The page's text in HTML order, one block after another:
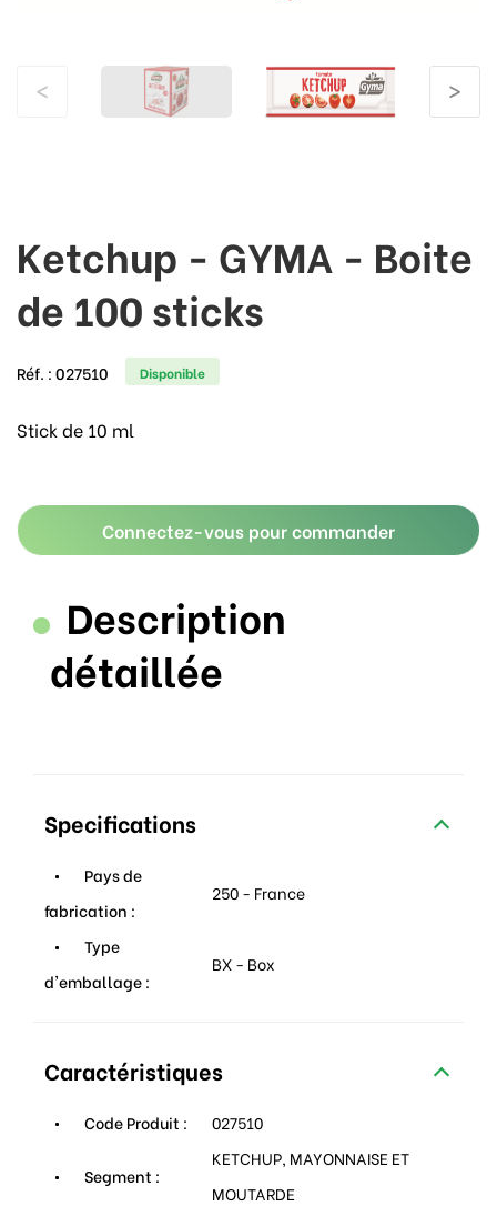
< >
Ketchup - GYMA - Boite
de 100 sticks
Réf. :027510 Disponible
Stick de 10 ml
Connectez-vous pour commander
Description
détaillée
Specifications
Pays de
fabrication :
250 - France
Type
d'emballage :
BX - Box
Caractéristiques
Code Produit : 027510
Segment :
KETCHUP, MAYONNAISE ET
MOUTARDE